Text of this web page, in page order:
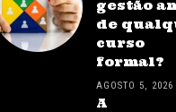
gestão
de
curso
formal?
AGOSTO 5, 2026
A